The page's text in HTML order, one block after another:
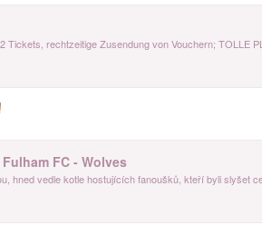
Tickets, rechtzeitige Zusendung von Vouchern; TOLLE
FC - Wolves
hned vedle kotle hostujících fanoušků, kteří byli slyšet